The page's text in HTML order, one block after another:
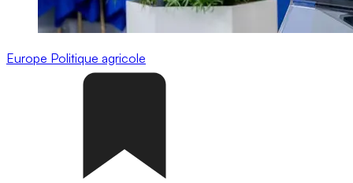
Europe Politique agricole